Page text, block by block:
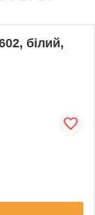
білий,